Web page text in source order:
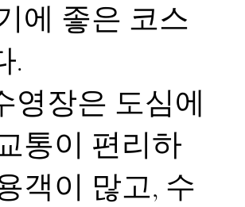
에 좋은 코스
.
영장은 도심에
통이 편리하
객이 많고, 수